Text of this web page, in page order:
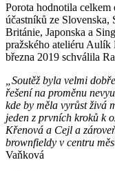
Porota hodnotila celkem
účastníků ze
Británie, Japonska a
pražského ateliéru Aulík
března 2019 schválila
„Soutěž byla velmi
řešení na proměnu
kde by měla vyrůst živá
jeden z prvních kroků k
Křenová a Cejl a
brownfieldy v centru
Vaňková